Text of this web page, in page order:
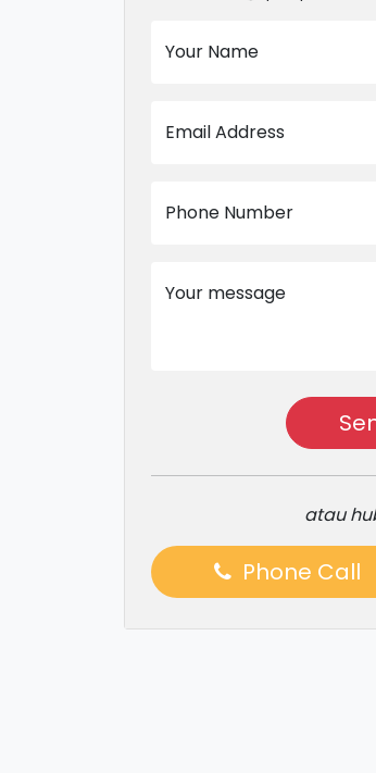
Your Name
Email Address
Phone Number
Your message
atau
Phone Call